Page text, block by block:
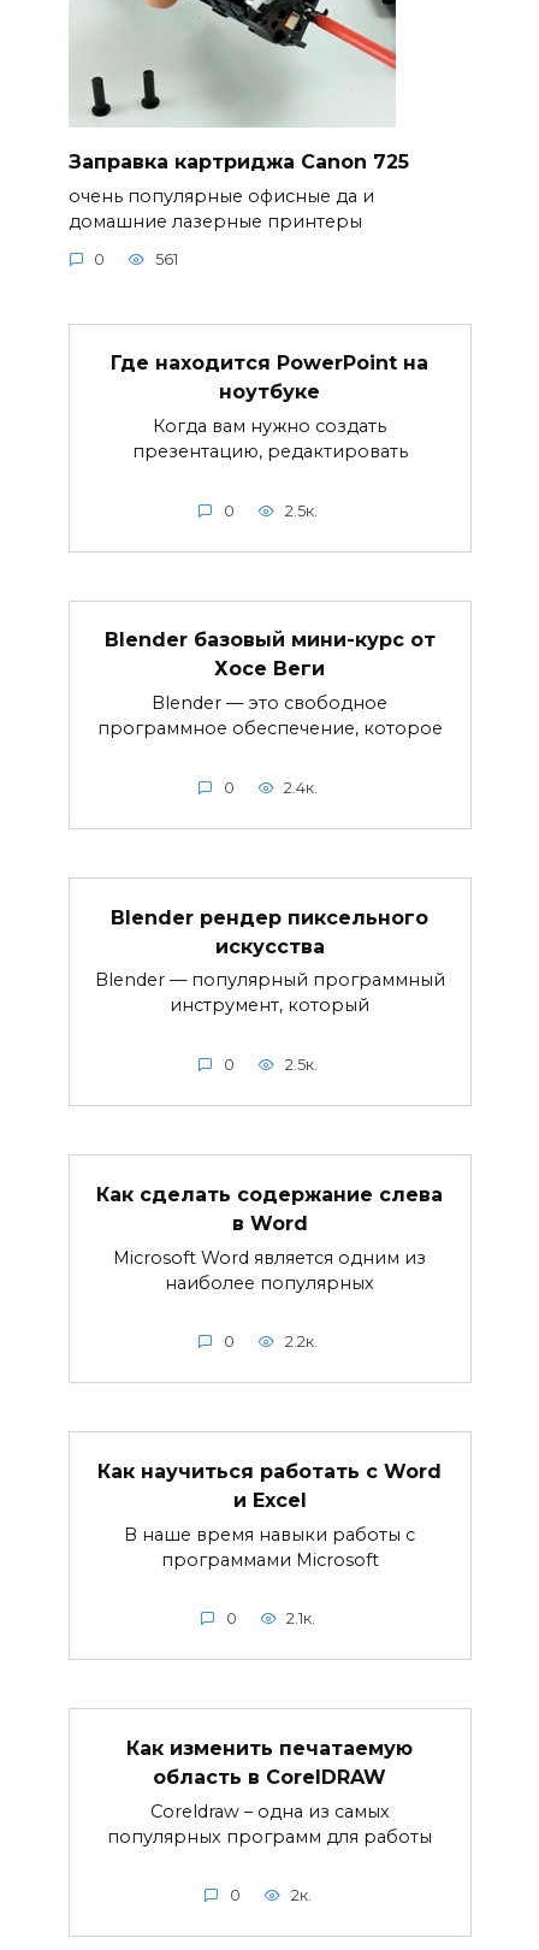
Заправка картриджа Canon 725
очень популярные офисные да и
домашние лазерные принтеры
0 561
Где находится PowerPoint на
ноутбуке
Когда вам нужно создать
презентацию, редактировать
0 2.5к.
Blender базовый мини-курс от
Хосе Веги
Blender — это свободное
программное обеспечение, которое
0 2.4к.
Blender рендер пиксельного
искусства
Blender — популярный программный
инструмент, который
0 2.5к.
Как сделать содержание слева
в Word
Microsoft Word является одним из
наиболее популярных
0 2.2к.
Как научиться работать с Word
и Excel
В наше время навыки работы с
программами Microsoft
0 2.1к.
Как изменить печатаемую
область в CorelDRAW
Coreldraw – одна из самых
популярных программ для работы
0 2к.